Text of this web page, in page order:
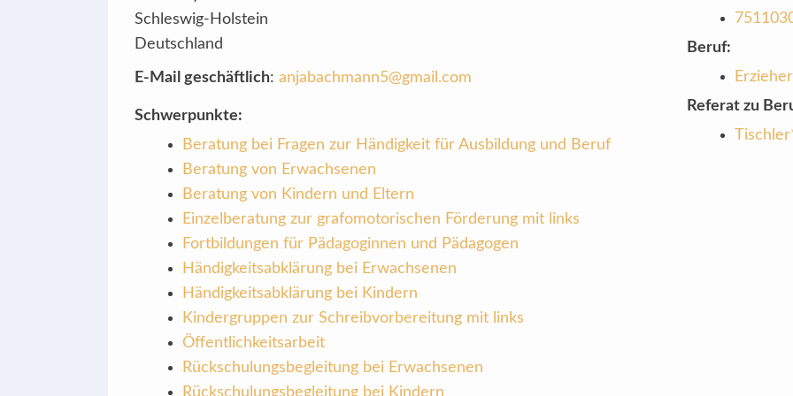
Schleswig-Holstein
Deutschland
E-Mail geschäftlich: anjabachmann5@gmail.com
Schwerpunkte:
Beratung bei Fragen zur Händigkeit für Ausbildung und Beruf
Beratung von Erwachsenen
Beratung von Kindern und Eltern
Einzelberatung zur grafomotorischen Förderung mit links
Fortbildungen für Pädagoginnen und Pädagogen
Händigkeitsabklärung bei Erwachsenen
Händigkeitsabklärung bei Kindern
Kindergruppen zur Schreibvorbereitung mit links
Öffentlichkeitsarbeit
Rückschulungsbegleitung bei Erwachsenen
Rückschulungsbegleitung bei Kindern
Beruf:
Referat zu